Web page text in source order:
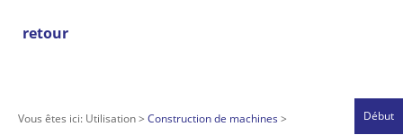
retour
Vous êtes ici: Utilisation Construction de machines Début